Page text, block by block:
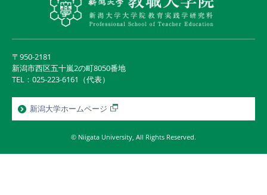
〒950-2181
新潟市西区五十嵐2の町8050番地
TEL：025-223-6161（代表）
新潟大学ホームページ
© Niigata University, All Rights Reserved.